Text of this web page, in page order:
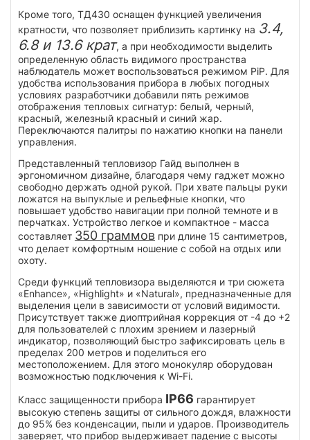
Кроме того, ТД430 оснащен функцией увеличения
кратности, что позволяет приблизить картинку на 3.4,
6.8 и 13.6 крат, а при необходимости выделить
определенную область видимого пространства
наблюдатель может воспользоваться режимом PiP. Для
удобства использования прибора в любых погодных
условиях разработчики добавили пять режимов
отображения тепловых сигнатур: белый, черный,
красный, железный красный и синий жар.
Переключаются палитры по нажатию кнопки на панели
управления.
Представленный тепловизор Гайд выполнен в
эргономичном дизайне, благодаря чему гаджет можно
свободно держать одной рукой. При хвате пальцы руки
ложатся на выпуклые и рельефные кнопки, что
повышает удобство навигации при полной темноте и в
перчатках. Устройство легкое и компактное - масса
составляет 350 граммов при длине 15 сантиметров,
что делает комфортным ношение с собой на отдых или
охоту.
Среди функций тепловизора выделяются и три сюжета
«Enhance», «Highlight» и «Natural», предназначенные для
выделения цели в зависимости от условий видимости.
Присутствует также диоптрийная коррекция от -4 до +2
для пользователей с плохим зрением и лазерный
индикатор, позволяющий быстро зафиксировать цель в
пределах 200 метров и поделиться его
местоположением. Для этого монокуляр оборудован
возможностью подключения к Wi-Fi.
Класс защищенности прибора IP66 гарантирует
высокую степень защиты от сильного дождя, влажности
до 95% без конденсации, пыли и ударов. Производитель
заверяет, что прибор выдерживает падение с высоты